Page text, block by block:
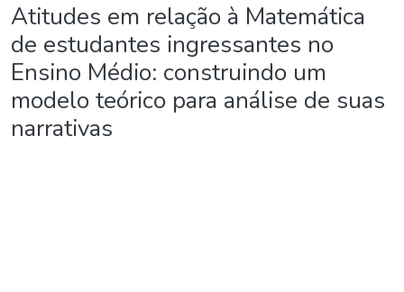
Atitudes em relação à Matemática
de estudantes ingressantes no
Ensino Médio: construindo um
modelo teórico para análise de suas
narrativas